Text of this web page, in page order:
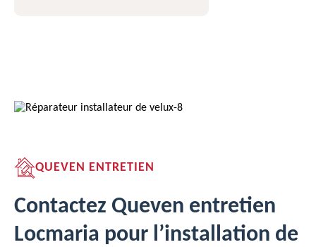
QUEVEN ENTRETIEN
Contactez Queven entretien
Locmaria pour l’installation de